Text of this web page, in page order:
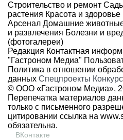
Строительство и ремонт
растения Красота и здоровье
Арсенал Домашние
и развлечения Болезни и
(фотогалереи)
Редакция Контактная
"Гастроном Медиа"
Политика в отношении
данных Спецпроекты
© ООО «Гастроном Медиа»,
Перепечатка материалов
только с письменного
цитировании ссылка на
обязательна.
ВКонтакте